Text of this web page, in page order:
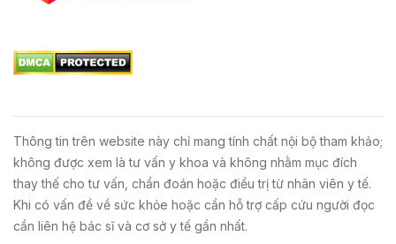
Thông tin trên website này chỉ mang tính chất nội bộ tham khảo;
không được xem là tư vấn y khoa và không nhằm mục đích
thay thế cho tư vấn, chẩn đoán hoặc điều trị từ nhân viên y tế.
Khi có vấn đề về sức khỏe hoặc cần hỗ trợ cấp cứu người đọc
cần liên hệ bác sĩ và cơ sở y tế gần nhất.